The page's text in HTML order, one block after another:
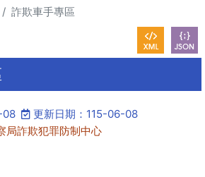
詐欺車手專區
08
更新日期：115-06-08
局詐欺犯罪防制中心